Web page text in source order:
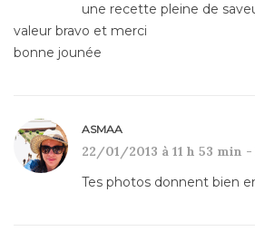
une recette pleine de
valeur bravo et merci
bonne jounée
ASMAA
22/01/2013 à 11 h 53 min -
Tes photos donnent bien